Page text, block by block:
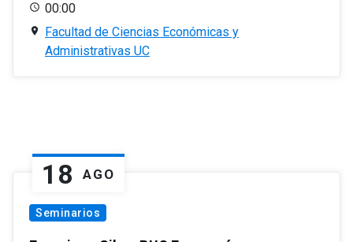
00:00
Facultad de Ciencias Económicas y
Administrativas UC
18 AGO
Seminarios